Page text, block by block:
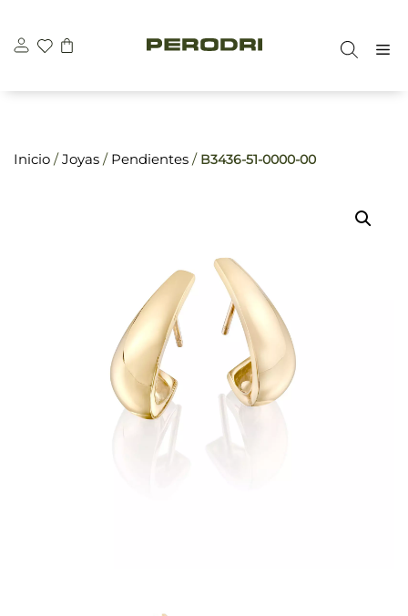
contenido
Inicio /Joyas / Pendientes / B3436-51-0000-00